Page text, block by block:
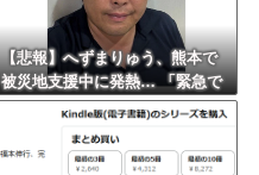
【悲報】へずまりゅう、熊本で
被災地支援中に発熱… 「緊急で
病院に向かい点滴を打ったら楽